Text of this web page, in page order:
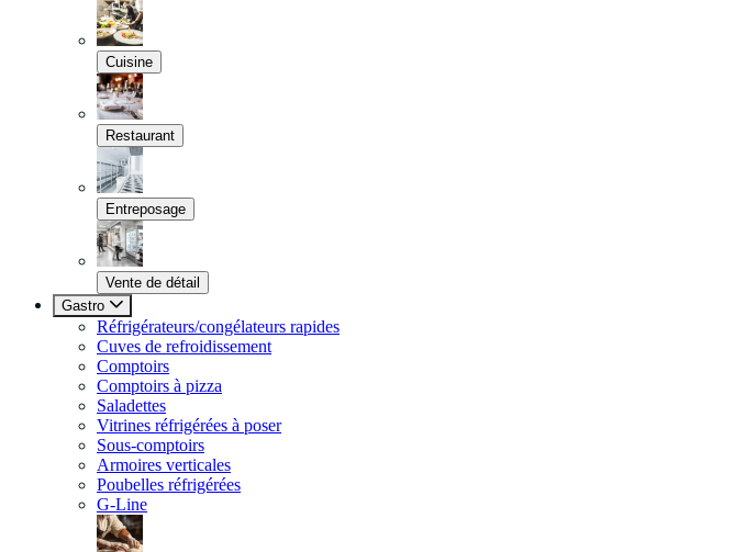
Cuisine
Restaurant
Entreposage
Vente de détail
Gastro
Réfrigérateurs/congélateurs rapides
Cuves de refroidissement
Comptoirs
Comptoirs à pizza
Saladettes
Vitrines réfrigérées à poser
Sous-comptoirs
Armoires verticales
Poubelles réfrigérées
G-Line